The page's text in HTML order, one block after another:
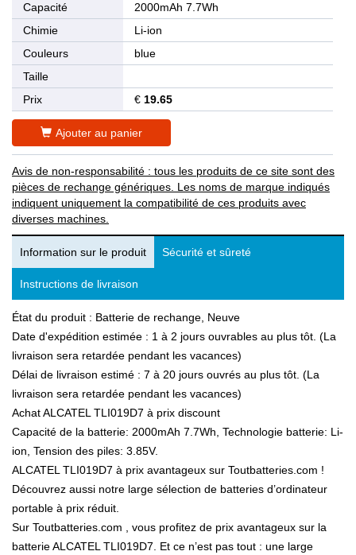
Capacité
2000mAh 7.7Wh
Chimie
Li-ion
Couleurs
blue
Taille
Prix
€ 19.65
Ajouter au panier
Avis de non-responsabilité : tous les produits de ce site sont des
pièces de rechange génériques. Les noms de marque indiqués
indiquent uniquement la compatibilité de ces produits avec
diverses machines.
Information sur le produit Sécurité et sûreté
Instructions de livraison
État du produit : Batterie de rechange, Neuve
Date d'expédition estimée : 1 à 2 jours ouvrables au plus tôt. (La
livraison sera retardée pendant les vacances)
Délai de livraison estimé : 7 à 20 jours ouvrés au plus tôt. (La
livraison sera retardée pendant les vacances)
Achat ALCATEL TLI019D7 à prix discount
Capacité de la batterie: 2000mAh 7.7Wh, Technologie batterie: Li-
ion, Tension des piles: 3.85V.
ALCATEL TLI019D7 à prix avantageux sur Toutbatteries.com !
Découvrez aussi notre large sélection de batteries d’ordinateur
portable à prix réduit.
Sur Toutbatteries.com , vous profitez de prix avantageux sur la
batterie ALCATEL TLI019D7. Et ce n’est pas tout : une large